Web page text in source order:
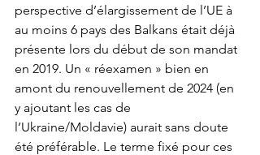
perspective d’élargissement de l’UE à
au moins 6 pays des Balkans était déjà
présente lors du début de son mandat
en 2019. Un « réexamen » bien en
amont du renouvellement de 2024 (en
y ajoutant les cas de
l’Ukraine/Moldavie) aurait sans doute
été préférable. Le terme fixé pour ces